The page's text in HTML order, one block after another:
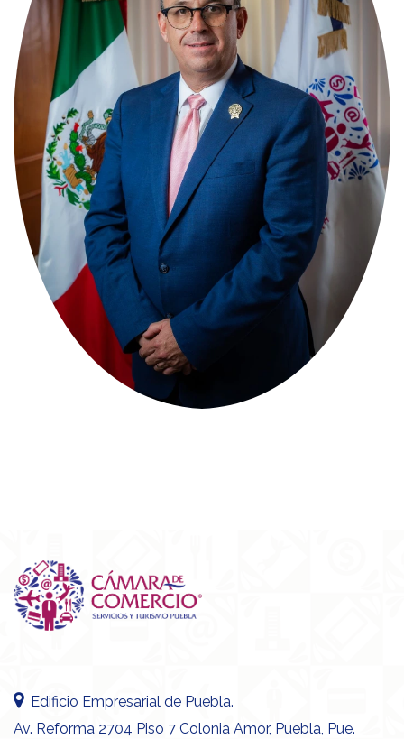
Edificio Empresarial de Puebla.
Av. Reforma 2704 Piso 7 Colonia Amor, Puebla, Pue.